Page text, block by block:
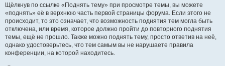
Щёлкнув по ссылке «Поднять тему» при просмотре темы, вы можете
«поднять» её в верхнюю часть первой страницы форума. Если этого не
происходит, то это означает, что возможность поднятия тем могла быть
отключена, или время, которое должно пройти до повторного поднятия
темы, ещё не прошло. Также можно поднять тему, просто ответив на неё,
однако удостоверьтесь, что тем самым вы не нарушаете правила
конференции, на которой находитесь.